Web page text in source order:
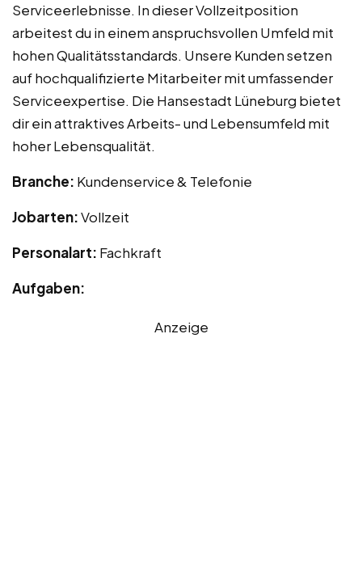
Serviceerlebnisse. In dieser Vollzeitposition
arbeitest du in einem anspruchsvollen Umfeld mit
hohen Qualitätsstandards. Unsere Kunden setzen
auf hochqualifizierte Mitarbeiter mit umfassender
Serviceexpertise. Die Hansestadt Lüneburg bietet
dir ein attraktives Arbeits- und Lebensumfeld mit
hoher Lebensqualität.
Branche: Kundenservice & Telefonie
Jobarten:Vollzeit
Personalart: Fachkraft
Aufgaben:
Anzeige